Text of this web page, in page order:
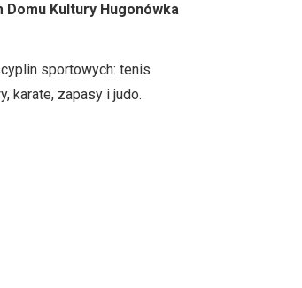
Kultury Hugonówka
sportowych: tenis
karate, zapasy i judo.